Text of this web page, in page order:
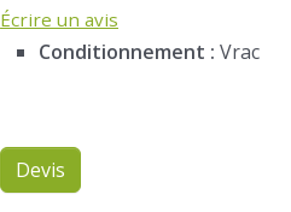
Écrire un avis
Conditionnement : Vrac
Devis